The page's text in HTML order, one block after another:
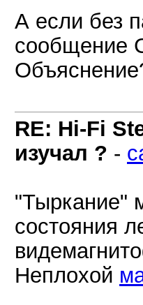
А если без
сообщение
RE: Hi-Fi
изучал ? -
"Тыркание"
состояния
Неплохой